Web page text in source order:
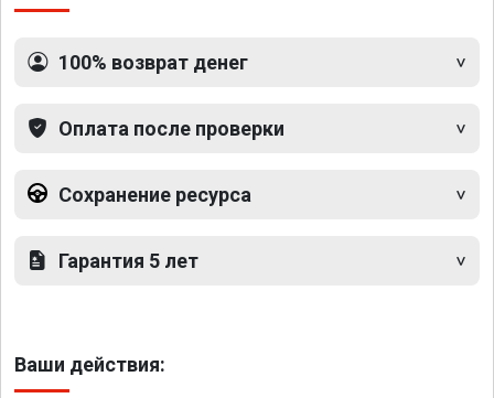
100% возврат денег
Оплата после проверки
Сохранение ресурса
Гарантия 5 лет
Ваши действия: